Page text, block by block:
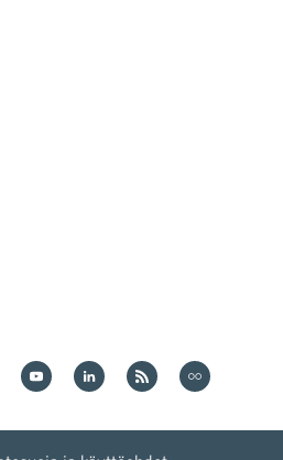
Twitterissä
Kauppa on Instagram
Kauppa YouTubesssa
Kauppa LinkedInissä
Kauppa on RSS